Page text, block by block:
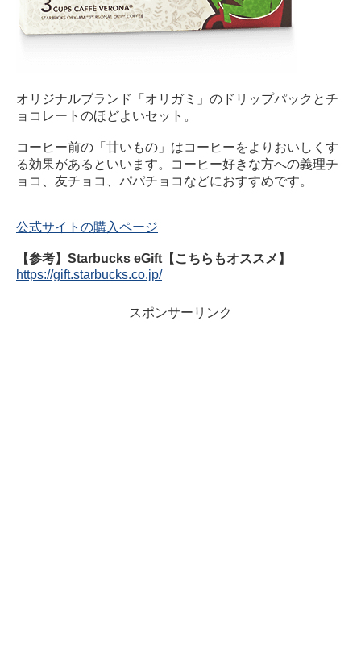
オリジナルブランド「オリガミ」のドリップパックとチ
ョコレートのほどよいセット。
コーヒー前の「甘いもの」はコーヒーをよりおいしくす
る効果があるといいます。コーヒー好きな方への義理チ
ョコ、友チョコ、パパチョコなどにおすすめです。
公式サイトの購入ページ
【参考】Starbucks eGift【こちらもオススメ】
https://gift.starbucks.co.jp/
スポンサーリンク